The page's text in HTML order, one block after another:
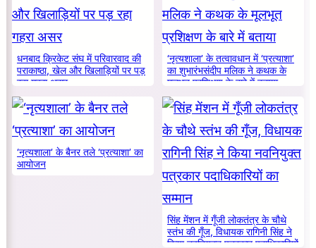
धनबाद क्रिकेट संघ में परिवारवाद की
पराकाष्ठा, खेल और खिलाड़ियों पर पड़
रहा गहरा असर
‘नृत्यशाला’ के तत्वावधान में ‘प्रत्याशा’
का शुभारंभसंदीप मलिक ने कथक के
मूलभूत प्रशिक्षण के बारे में बताया
‘नृत्यशाला’ के बैनर तले ‘प्रत्याशा’ का
आयोजन
सिंह मेंशन में गूँजी लोकतंत्र के चौथे
स्तंभ की गूँज, विधायक रागिनी सिंह ने
किया नवनियुक्त पत्रकार पदाधिकारियों